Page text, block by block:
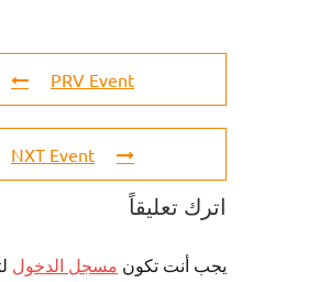
PRV Event
NXT Event
اترك تعليقاً
يجب أنت تكون مسجل الدخول